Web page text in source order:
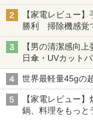
【家電レビュー
勝利 掃除機感覚
【男の清潔感向
日傘・UVカット
世界最軽量45gの
【家電レビュー
鍋、料理をもっと